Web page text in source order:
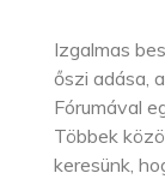
Izgalmas
őszi adása,
Fórumával
Többek
keresünk,